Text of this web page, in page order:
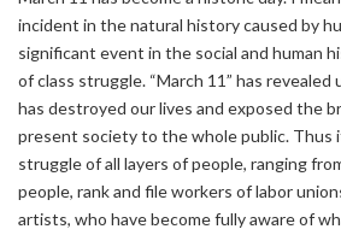
incident in the natural history caused by
significant event in the social and human
of class struggle. “March 11” has revealed
has destroyed our lives and exposed the
present society to the whole public. Thus
struggle of all layers of people, ranging
people, rank and file workers of labor
artists, who have become fully aware of